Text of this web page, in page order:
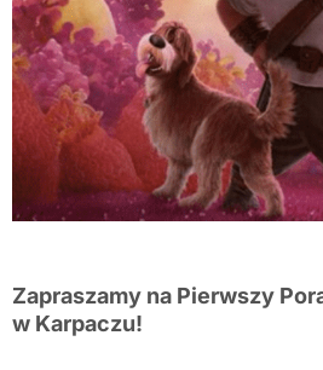
Zapraszamy na Pierwszy
w Karpaczu!